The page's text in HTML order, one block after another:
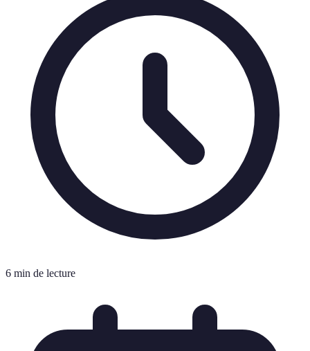
6 min de lecture